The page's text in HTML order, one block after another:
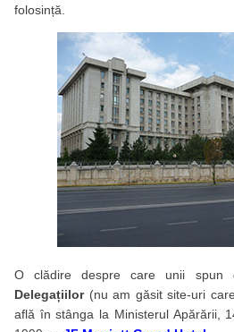
folosință.
O clădire despre care unii
Delegațiilor(nu am găsit site-uri
află în stânga la Ministerul Apărării,